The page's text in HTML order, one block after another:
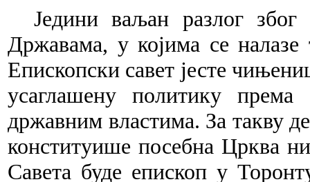
Једини ваљан разлог
Државама, у којима се
Епископски савет јесте
усаглашену политику
државним властима. За такву
конституише посебна Црква
Савета буде епископ у